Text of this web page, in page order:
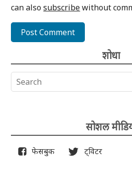
can alsosubscribewithout
शोधा
सोशल
फेसबुक ट्विटर